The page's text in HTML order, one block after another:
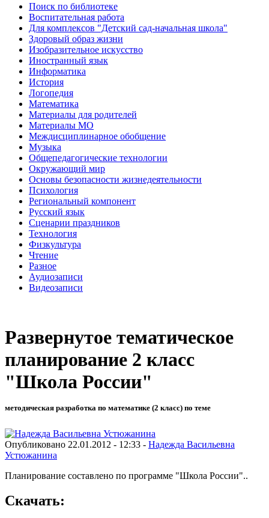
Поиск по библиотеке
Воспитательная работа
Для комплексов "Детский сад-начальная школа"
Здоровый образ жизни
Изобразительное искусство
Иностранный язык
Информатика
История
Логопедия
Математика
Материалы для родителей
Материалы МО
Междисциплинарное обобщение
Музыка
Общепедагогические технологии
Окружающий мир
Основы безопасности жизнедеятельности
Психология
Региональный компонент
Русский язык
Сценарии праздников
Технология
Физкультура
Чтение
Разное
Аудиозаписи
Видеозаписи
Развернутое тематическое
планирование 2 класс
"Школа России"
методическая разработка по математике (2 класс) по теме
Опубликовано 22.01.2012 - 12:33 - Надежда Васильевна
Устюжанина
Планирование составлено по программе "Школа России"..
Скачать: